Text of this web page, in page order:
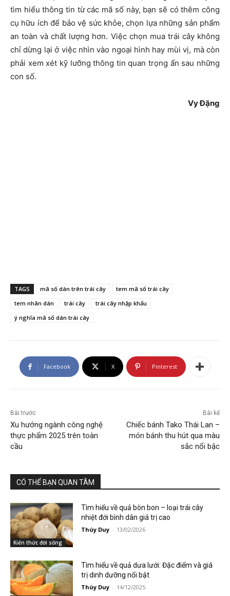
tìm hiểu thông tin từ các mã số này, bạn sẽ có thêm công
cụ hữu ích để bảo vệ sức khỏe, chọn lựa những sản phẩm
an toàn và chất lượng hơn. Việc chọn mua trái cây không
chỉ dừng lại ở việc nhìn vào ngoại hình hay mùi vị, mà còn
phải xem xét kỹ lưỡng thông tin quan trọng ẩn sau những
con số.
Vy Đặng
TAGS mã số dán trên trái cây
tem mã số trái cây
tem nhãn dán
trái cây
trái cây nhập khẩu
ý nghĩa mã số dán trái cây
Facebook X Pinterest
Bài trước
Xu hướng ngành công nghệ
thực phẩm 2025 trên toàn
cầu
Bài kế
Chiếc bánh Tako Thái Lan –
món bánh thu hút qua màu
sắc nổi bậc
CÓ THỂ BẠN QUAN TÂM
Kiến thức đời sống
Tìm hiểu về quả bòn bon – loại trái cây
nhiệt đới bình dân giá trị cao
Thúy Duy - 13/02/2026
Tìm hiểu về quả dưa lưới: Đặc điểm và giá
trị dinh dưỡng nổi bật
Thúy Duy - 14/12/2025